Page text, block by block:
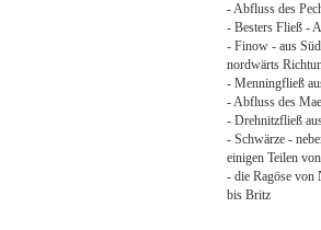
- Abfluss des
- Besters Fließ -
- Finow - aus
nordwärts
- Menningfließ
- Abfluss des
- Drehnitzfließ
- Schwärze -
einigen Teilen
- die Ragöse von
bis Britz